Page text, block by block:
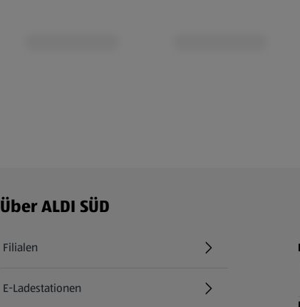
Über ALDI SÜD
Filialen
E-Ladestationen